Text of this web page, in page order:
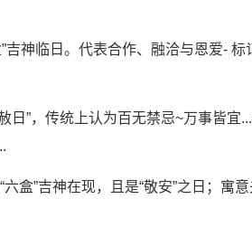
”吉神临日。代表合作、融洽与恩爱-
日”，传统上认为百无禁忌~万事皆宜
六盒”吉神在现，且是“敬安”之日；寓